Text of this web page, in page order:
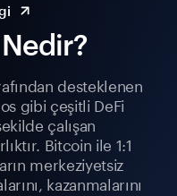
desteklenen
gibi çeşitli DeFi
çalışan
Bitcoin ile 1:1
merkeziyetsiz
kazanmalarını